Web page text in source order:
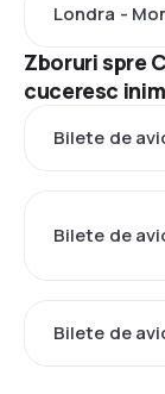
Londra -
Zboruri spre
cuceresc
Bilete de
Bilete de
Bilete de